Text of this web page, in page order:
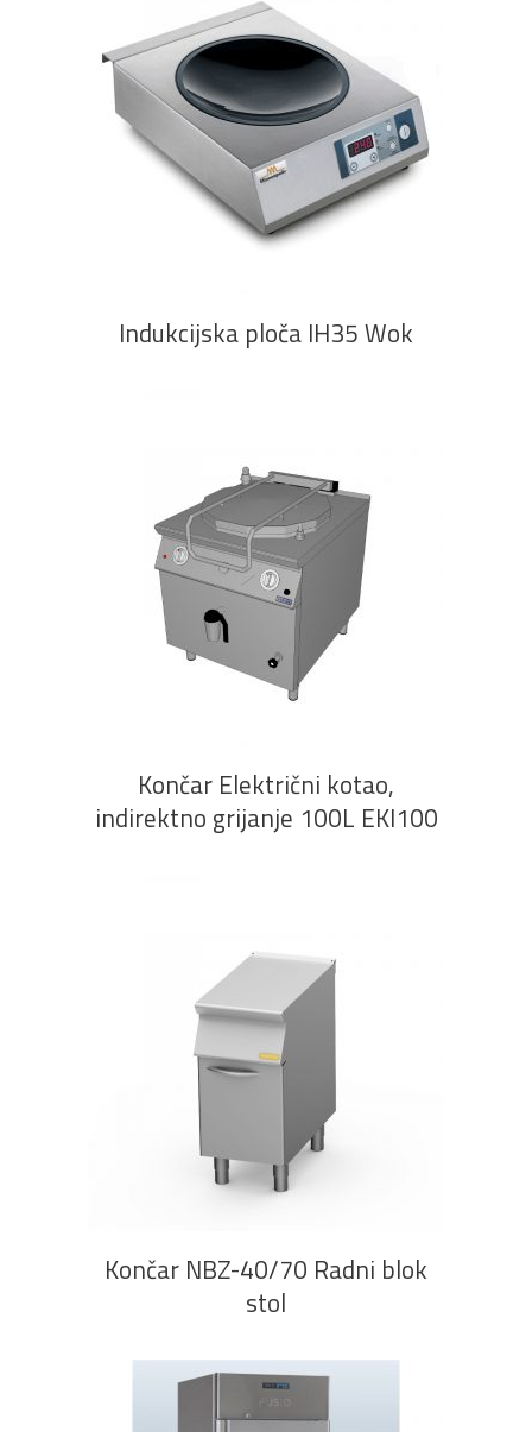
PROČITAJ VIŠE
Indukcijska ploča IH35 Wok
PROČITAJ VIŠE
Končar Električni kotao,
indirektno grijanje 100L EKI100
PROČITAJ VIŠE
Končar NBZ-40/70 Radni blok
stol